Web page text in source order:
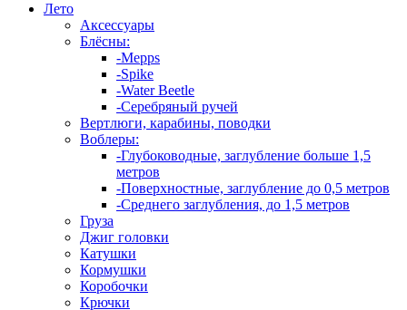
Лето
Аксессуары
Блёсны:
-Mepps
-Spike
-Water Beetle
-Серебряный ручей
Вертлюги, карабины, поводки
Воблеры:
-Глубоководные, заглубление больше 1,5
метров
-Поверхностные, заглубление до 0,5 метров
-Среднего заглубления, до 1,5 метров
Груза
Джиг головки
Катушки
Кормушки
Коробочки
Крючки